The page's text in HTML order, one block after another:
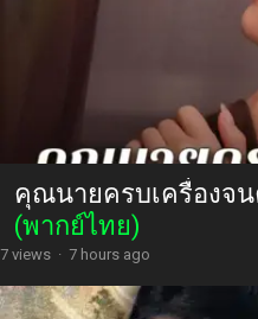
คุณนายครบเครื่องจ
(พากย์ไทย)
7 views · 7 hours ago